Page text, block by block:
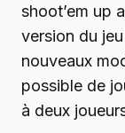
shoot’em up
version du
nouveaux
possible de
à deux